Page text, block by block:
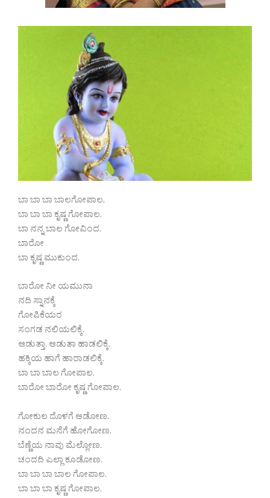
ಬಾ ಬಾ ಬಾ ಬಾಲಗೋಪಾಲ.
ಬಾ ಬಾ ಬಾ ಕೃಷ್ಣ ಗೋಪಾಲ.
ಬಾ ನನ್ನ ಬಾಲ ಗೋವಿಂದ.
ಬಾರೋ
ಬಾ ಕೃಷ್ಣ ಮುಕುಂದ.
ಬಾರೋ ನೀ ಯಮುನಾ
ನದಿ ಸ್ನಾನಕ್ಕೆ
ಗೋಪಿಕೆಯರ
ಸಂಗಡ ನಲಿಯಲಿಕ್ಕೆ.
ಆಡುತ್ತಾ, ಆಡುತಾ ಹಾಡಲಿಕ್ಕೆ.
ಹಕ್ಕಿಯ ಹಾಗೆ ಹಾರಾಡಲಿಕ್ಕೆ.
ಬಾ ಬಾ ಬಾಲ ಗೋಪಾಲ.
ಬಾರೋ ಬಾರೋ ಕೃಷ್ಣ ಗೋಪಾಲ.
ಗೋಕುಲ ದೊಳಗೆ ಆಡೋಣ.
ನಂದನ ಮನೆಗೆ ಹೋಗೋಣ.
ಬೆಣ್ಣೆಯ ನಾವು ಮೆಲ್ಲೋಣ.
ಚಂದದಿ ಎಲ್ಲಾ ಕೂಡೋಣ.
ಬಾ ಬಾ ಬಾ ಬಾಲ ಗೋಪಾಲ.
ಬಾ ಬಾ ಬಾ ಕೃಷ್ಣ ಗೋಪಾಲ.